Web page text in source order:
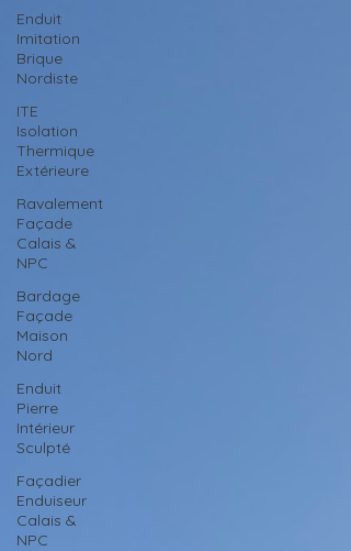
Enduit
Imitation
Brique
Nordiste
ITE
Isolation
Thermique
Extérieure
Ravalement
Façade
Calais &
NPC
Bardage
Façade
Maison
Nord
Enduit
Pierre
Intérieur
Sculpté
Façadier
Enduiseur
Calais &
NPC